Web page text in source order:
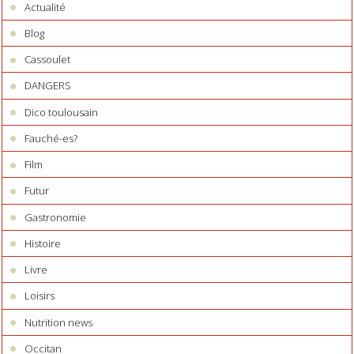
Actualité
Blog
Cassoulet
DANGERS
Dico toulousain
Fauché-es?
Film
Futur
Gastronomie
Histoire
Livre
Loisirs
Nutrition news
Occitan